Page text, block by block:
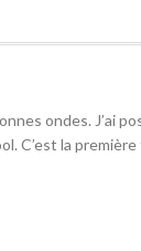
ondes. J’ai
C’est la